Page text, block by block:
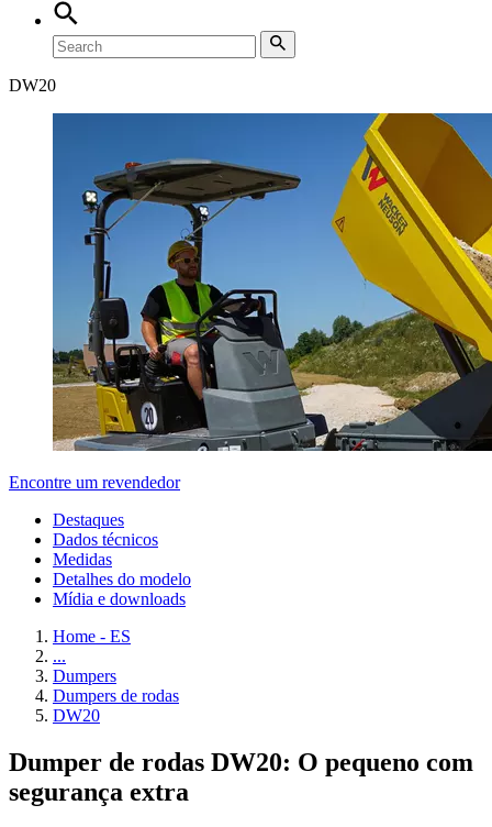
DW20
Encontre um revendedor
Destaques
Dados técnicos
Medidas
Detalhes do modelo
Mídia e downloads
Home - ES
...
Dumpers
Dumpers de rodas
DW20
Dumper de rodas DW20: O pequeno com
segurança extra